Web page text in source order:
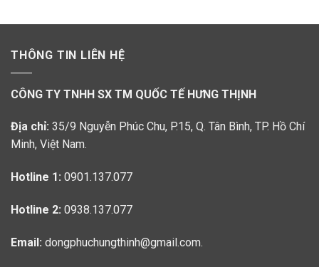
THÔNG TIN LIÊN HỆ
CÔNG TY TNHH SX TM QUỐC TẾ HƯNG THỊNH
Địa chỉ: 35/9 Nguyễn Phúc Chu, P.15, Q. Tân Bình, TP. Hồ Chí
Minh, Việt Nam.
Hotline 1: 0901.137.077
Hotline 2: 0938.137.077
Email: dongphuchungthinh@gmail.com.